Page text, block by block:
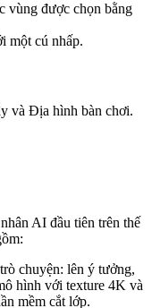
vùng được chọn bằng
một cú nhấp.
và Địa hình bàn chơi.
AI đầu tiên trên thế
chuyện: lên ý tưởng,
hình với texture 4K và
mềm cắt lớp.